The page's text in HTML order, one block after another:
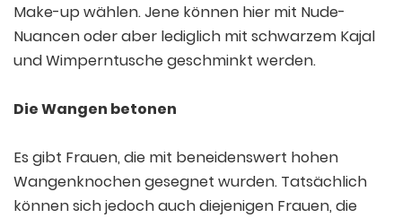
Make-up wählen. Jene können hier mit Nude-
Nuancen oder aber lediglich mit schwarzem Kajal
und Wimperntusche geschminkt werden.
Die Wangen betonen
Es gibt Frauen, die mit beneidenswert hohen
Wangenknochen gesegnet wurden. Tatsächlich
können sich jedoch auch diejenigen Frauen, die